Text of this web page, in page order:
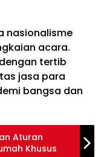
nasionalisme
acara.
tertib
jasa para
bangsa dan
Aturan
Khusus